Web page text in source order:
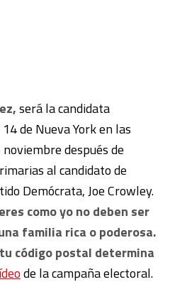
será la candidata
de Nueva York en las
después de
al candidato de
Demócrata, Joe Crowley.
como yo no deben ser
familia rica o poderosa.
código postal determina
de la campaña electoral.